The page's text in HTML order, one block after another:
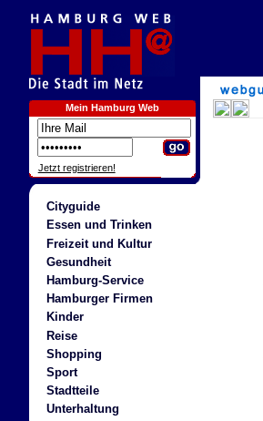
Mein Hamburg Web
Jetzt registrieren!
Cityguide
Essen und Trinken
Freizeit und Kultur
Gesundheit
Hamburg-Service
Hamburger Firmen
Kinder
Reise
Shopping
Sport
Stadtteile
Unterhaltung